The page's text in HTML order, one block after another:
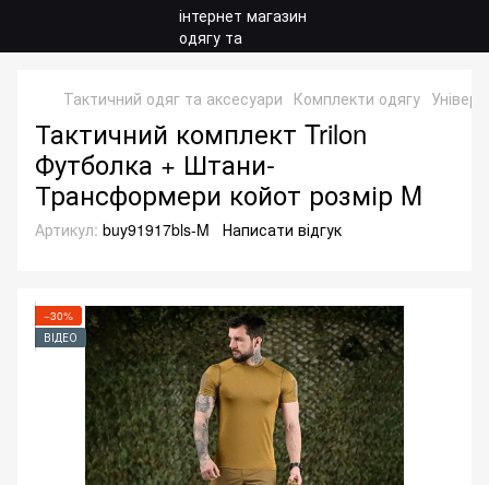
Тактичний одяг та аксесуари Комплекти одягу
Тактичний комплект Trilon
Футболка + Штани-
Трансформери койот розмір M
Артикул: buy91917bls-M Написати відгук
−30%
ВІДЕО